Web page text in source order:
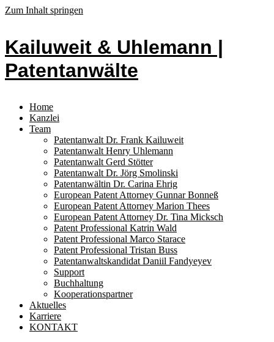
Zum Inhalt springen
Kailuweit & Uhlemann |
Patentanwälte
Home
Kanzlei
Team
Patentanwalt Dr. Frank Kailuweit
Patentanwalt Henry Uhlemann
Patentanwalt Gerd Stötter
Patentanwalt Dr. Jörg Smolinski
Patentanwältin Dr. Carina Ehrig
European Patent Attorney Gunnar Bonneß
European Patent Attorney Marion Thees
European Patent Attorney Dr. Tina Micksch
Patent Professional Katrin Wald
Patent Professional Marco Starace
Patent Professional Tristan Buss
Patentanwaltskandidat Daniil Fandyeyev
Support
Buchhaltung
Kooperationspartner
Aktuelles
Karriere
KONTAKT